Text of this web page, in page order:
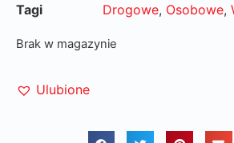
Tagi
Drogowe, Osobowe,
Brak w magazynie
Ulubione